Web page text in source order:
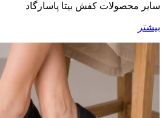
سایر محصولات کفش بیتا پاسارگاد
بیشتر